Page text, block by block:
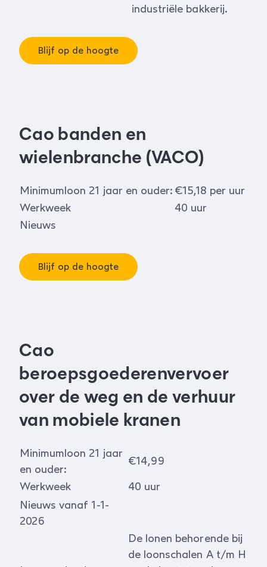
industriële bakkerij.
Blijf op de hoogte
Cao banden en
wielenbranche (VACO)
Minimumloon 21 jaar en ouder: €15,18 per uur
Werkweek
40 uur
Nieuws
Blijf op de hoogte
Cao
beroepsgoederenvervoer
over de weg en de verhuur
van mobiele kranen
Minimumloon 21 jaar
en ouder:
€14,99
Werkweek
40 uur
Nieuws vanaf 1-1-
2026
De lonen behorende bij
de loonschalen A t/m H